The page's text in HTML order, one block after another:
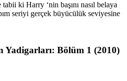
ki Harry ‘nin başını nasıl belaya
seriyi gerçek büyücülük seviyesine
Yadigarları: Bölüm 1 (2010)